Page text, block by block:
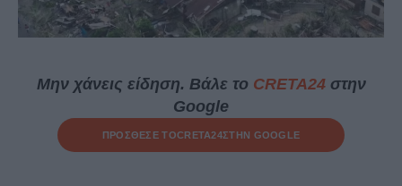
Μην χάνεις είδηση. Βάλε το CRETA24στην
Google
ΠΡΟΣΘΕΣΕ ΤΟCRETA24ΣΤΗΝ GOOGLE